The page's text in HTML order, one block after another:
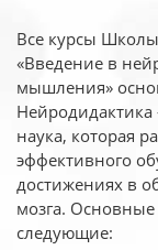
Все курсы
«Введение в
мышления»
Нейродидактика
наука, которая
эффективного
достижениях в
мозга.
следующие: